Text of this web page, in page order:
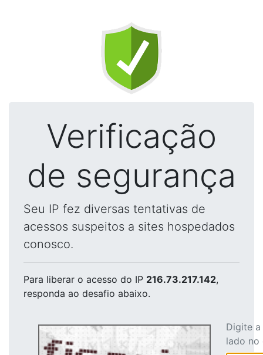
Verificação
de segurança
Seu IP fez diversas tentativas de
acessos suspeitos a sites hospedados
conosco.
Para liberar o acesso do IP 216.73.217.142,
responda ao desafio abaixo.
Digite
lado no